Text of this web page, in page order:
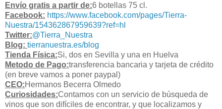
Envío gratis a partir de:6 botellas 75 cl.
Facebook: https://www.facebook.com/pages/Tierra-
Nuestra/154362867959639?ref=hl
Twitter:@Tierra_Nuestra
Blog: tierranuestra.es/blog
Tienda Física:Si, dos en Sevilla y una en Huelva
Metodo de Pago:transferencia bancaria y tarjeta de crédito
(en breve vamos a poner paypal)
CEO:Hermanos Becerra Olmedo
Curiosidades:Contamos con un servicio de búsqueda de
vinos que son difíciles de encontrar, y que localizamos y